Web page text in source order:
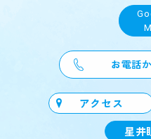
お電話
アクセス
星井